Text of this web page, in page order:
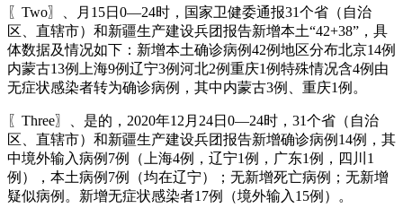
〖Two〗、月15日0—24时，国家卫健委通报31个省（自治
区、直辖市）和新疆生产建设兵团报告新增本土“42+38”，具
体数据及情况如下：新增本土确诊病例42例地区分布北京14例
内蒙古13例上海9例辽宁3例河北2例重庆1例特殊情况含4例由
无症状感染者转为确诊病例，其中内蒙古3例、重庆1例。
〖Three〗、是的，2020年12月24日0—24时，31个省（自治
区、直辖市）和新疆生产建设兵团报告新增确诊病例14例，其
中境外输入病例7例（上海4例，辽宁1例，广东1例，四川1
例），本土病例7例（均在辽宁）；无新增死亡病例；无新增
疑似病例。新增无症状感染者17例（境外输入15例）。